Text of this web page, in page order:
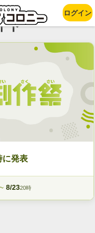
ト
に発表
~ 8/2320時
ログイン